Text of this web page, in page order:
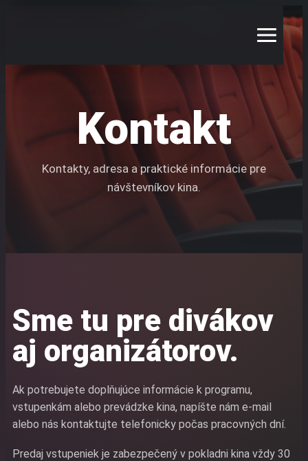
Kontakt
Kontakty, adresa a praktické informácie pre
návštevníkov kina.
Sme tu pre divákov
aj organizátorov.
Ak potrebujete doplňujúce informácie k programu,
vstupenkám alebo prevádzke kina, napíšte nám e-mail
alebo nás kontaktujte telefonicky počas pracovných dní.
Predaj vstupeniek je zabezpečený v pokladni kina vždy 30